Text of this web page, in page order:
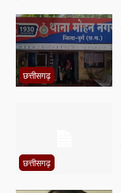
छत्तीसगढ़
छत्तीसगढ़